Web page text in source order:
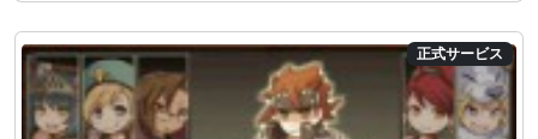
正式サービス